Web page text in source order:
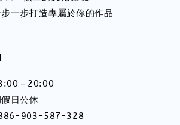
一步打造專屬於你的作品
－20:00
日公休
903-587-328